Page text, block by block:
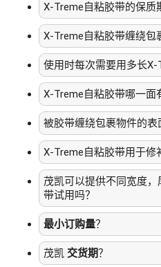
X-Treme自粘胶带的保质
X-Treme自粘胶带缠绕包
使用时每次需要用多长X-
X-Treme自粘胶带哪一面
被胶带缠绕包裹物件的表
X-Treme自粘胶带用于修
茂凯可以提供不同宽度
带试用吗？
最小订购量？
茂凯 交货期？